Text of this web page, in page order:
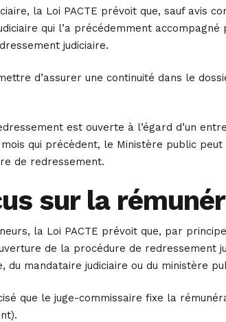
la Loi PACTE prévoit que, sauf avis
qui l’a précédemment
judiciaire.
d’assurer une continuité dans le
est ouverte à l’égard d’un
qui précèdent, le Ministère public
de redressement.
sur la
la Loi PACTE prévoit que, par
de la procédure de redressement
du mandataire judiciaire ou du ministère
que le juge-commissaire fixe la